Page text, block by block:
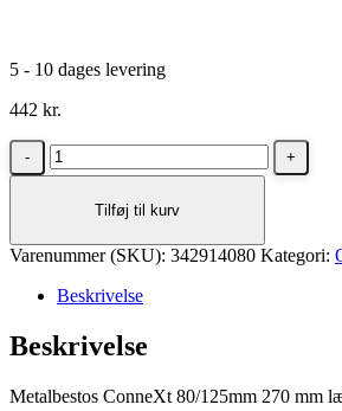
5 - 10 dages levering
442 kr.
Metalbestos
ConneXt
længde
antal
Tilføj til kurv
Varenummer (SKU): 342914080 Kategori:
Beskrivelse
Beskrivelse
Metalbestos ConneXt 80/125mm 270 mm